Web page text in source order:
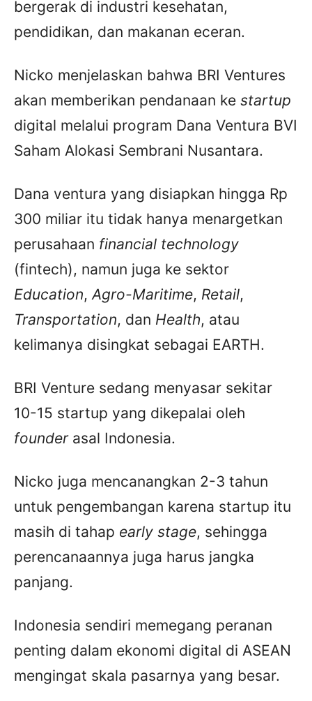
bergerak di industri kesehatan,
pendidikan, dan makanan eceran.
Nicko menjelaskan bahwa BRI Ventures
akan memberikan pendanaan ke startup
digital melalui program Dana Ventura BVI
Saham Alokasi Sembrani Nusantara.
Dana ventura yang disiapkan hingga Rp
300 miliar itu tidak hanya menargetkan
perusahaan financial technology
(fintech), namun juga ke sektor
Education,Agro-Maritime, Retail,
Transportation, dan Health, atau
kelimanya disingkat sebagai EARTH.
BRI Venture sedang menyasar sekitar
10-15 startup yang dikepalai oleh
founder asal Indonesia.
Nicko juga mencanangkan 2-3 tahun
untuk pengembangan karena startup itu
masih di tahap early stage, sehingga
perencanaannya juga harus jangka
panjang.
Indonesia sendiri memegang peranan
penting dalam ekonomi digital di ASEAN
mengingat skala pasarnya yang besar.